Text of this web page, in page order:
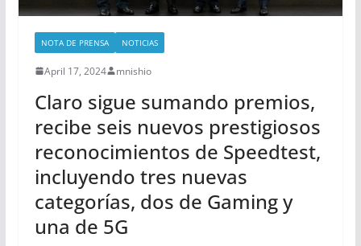
NOTA DE PRENSA NOTICIAS
April 17, 2024 mnishio
Claro sigue sumando premios,
recibe seis nuevos prestigiosos
reconocimientos de Speedtest,
incluyendo tres nuevas
categorías, dos de Gaming y
una de 5G